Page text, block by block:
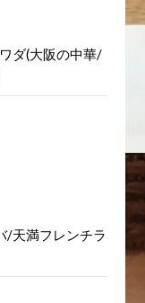
ダ(大阪の中華/
/天満フレンチラ